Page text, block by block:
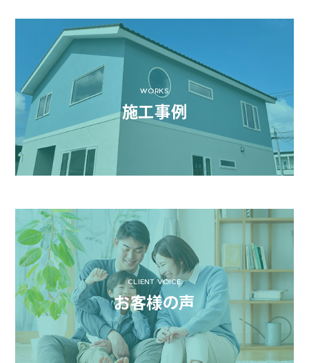
WORKS
施工事例
CLIENT VOICE
お客様の声